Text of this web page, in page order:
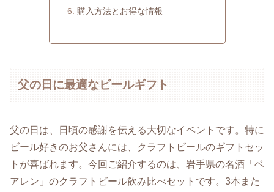
購入方法とお得な情報
父の日に最適なビールギフト
父の日は、日頃の感謝を伝える大切なイベントです。特に
ビール好きのお父さんには、クラフトビールのギフトセッ
トが喜ばれます。今回ご紹介するのは、岩手県の名酒「ベ
アレン」のクラフトビール飲み比べセットです。3本また